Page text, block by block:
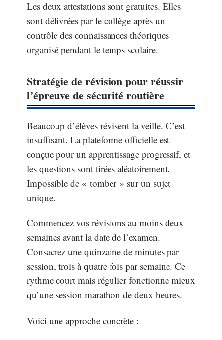
Les deux attestations sont gratuites. Elles
sont délivrées par le collège après un
contrôle des connaissances théoriques
organisé pendant le temps scolaire.
Stratégie de révision pour réussir
l’épreuve de sécurité routière
Beaucoup d’élèves révisent la veille. C’est
insuffisant. La plateforme officielle est
conçue pour un apprentissage progressif, et
les questions sont tirées aléatoirement.
Impossible de « tomber » sur un sujet
unique.
Commencez vos révisions au moins deux
semaines avant la date de l’examen.
Consacrez une quinzaine de minutes par
session, trois à quatre fois par semaine. Ce
rythme court mais régulier fonctionne mieux
qu’une session marathon de deux heures.
Voici une approche concrète :